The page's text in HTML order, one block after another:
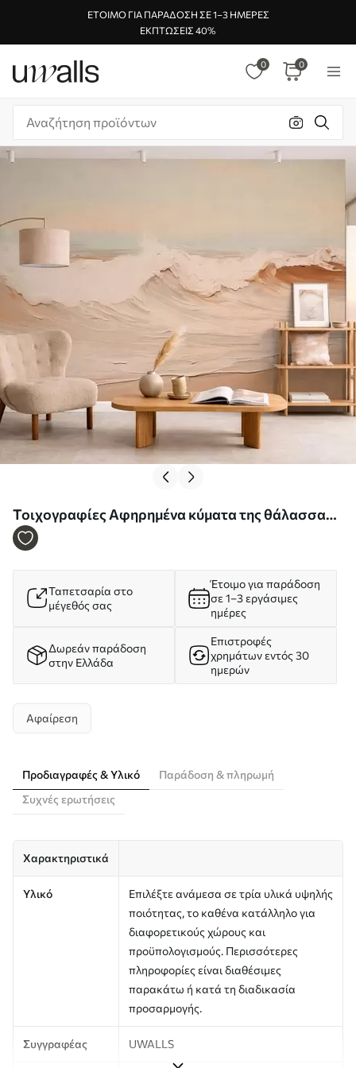
ΈΤΟΙΜΟ ΓΙΑ ΠΑΡΆΔΟΣΗ ΣΕ 1–3 ΗΜΈΡΕΣ
ΕΚΠΤΏΣΕΙΣ 40%
0 0
Τοιχογραφίες Αφηρημένα κύματα της θάλασσας
σε παστέλ αποχρώσεις Nr. w05697
Ταπετσαρία στο
μέγεθός σας
Έτοιμο για παράδοση
σε 1–3 εργάσιμες
ημέρες
Δωρεάν παράδοση
στην Ελλάδα
Επιστροφές
χρημάτων εντός 30
ημερών
Αφαίρεση
Προδιαγραφές & Υλικό
Παράδοση & πληρωμή
Συχνές ερωτήσεις
Χαρακτηριστικά
Υλικό
Επιλέξτε ανάμεσα σε τρία υλικά υψηλής
ποιότητας, το καθένα κατάλληλο για
διαφορετικούς χώρους και
προϋπολογισμούς. Περισσότερες
πληροφορίες είναι διαθέσιμες
παρακάτω ή κατά τη διαδικασία
προσαρμογής.
Συγγραφέας UWALLS